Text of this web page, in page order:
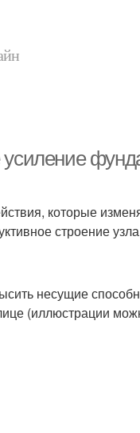
усиление
которые
строение
несущие
(иллюстрации